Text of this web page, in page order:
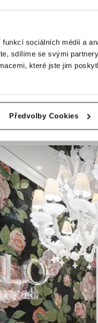
sociálních médií a
sdílíme se svými
které jste jim
Předvolby Cookies